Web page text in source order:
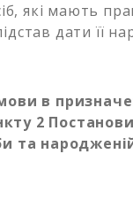
які мають
дати її
в
2
та народженій